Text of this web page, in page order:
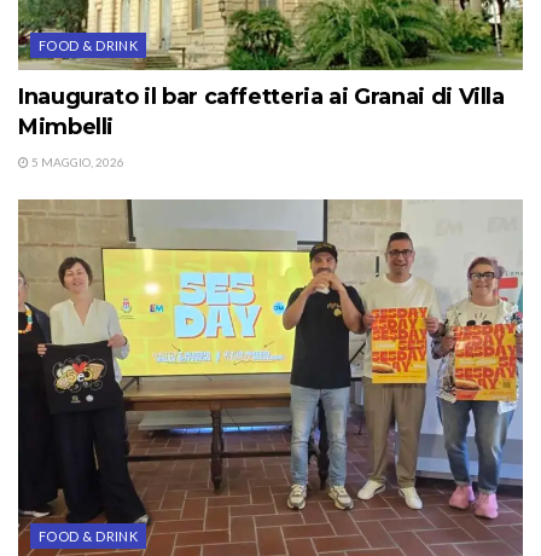
FOOD & DRINK
Inaugurato il bar caffetteria ai Granai di Villa
Mimbelli
5 MAGGIO, 2026
FOOD & DRINK